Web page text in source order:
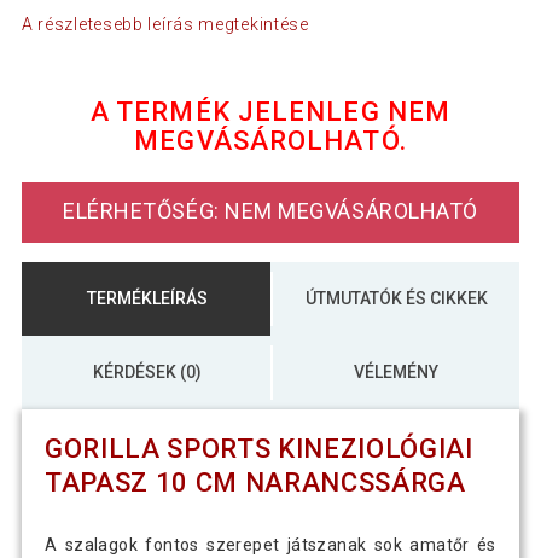
A részletesebb leírás megtekintése
A TERMÉK JELENLEG NEM
MEGVÁSÁROLHATÓ.
ELÉRHETŐSÉG: NEM MEGVÁSÁROLHATÓ
TERMÉKLEÍRÁS ÚTMUTATÓK ÉS CIKKEK
KÉRDÉSEK (0) VÉLEMÉNY
GORILLA SPORTS KINEZIOLÓGIAI
TAPASZ 10 CM NARANCSSÁRGA
A szalagok fontos szerepet játszanak sok amatőr és